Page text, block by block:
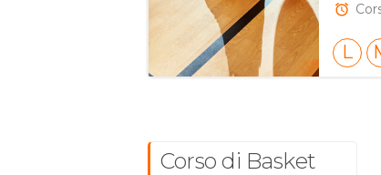
L
Corso di Basket